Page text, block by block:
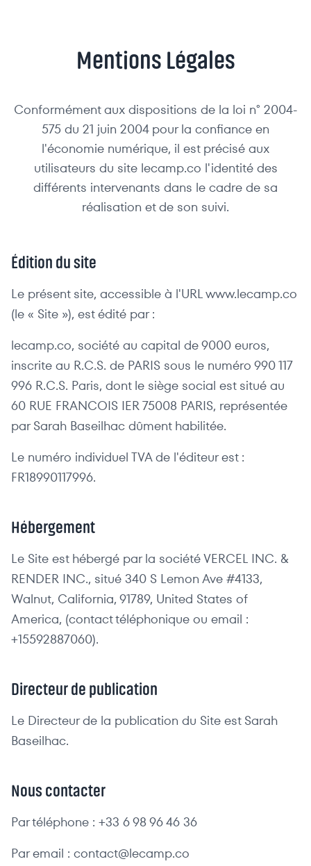
Mentions Légales
Conformément aux dispositions de la loi n° 2004-
575 du 21 juin 2004 pour la confiance en
l'économie numérique, il est précisé aux
utilisateurs du site lecamp.co l'identité des
différents intervenants dans le cadre de sa
réalisation et de son suivi.
Édition du site
Le présent site, accessible à l'URL www.lecamp.co
(le « Site »), est édité par :
lecamp.co, société au capital de 9000 euros,
inscrite au R.C.S. de PARIS sous le numéro 990 117
996 R.C.S. Paris, dont le siège social est situé au
60 RUE FRANCOIS IER 75008 PARIS, représentée
par Sarah Baseilhac dûment habilitée.
Le numéro individuel TVA de l'éditeur est :
FR18990117996.
Hébergement
Le Site est hébergé par la société VERCEL INC. &
RENDER INC., situé 340 S Lemon Ave #4133,
Walnut, California, 91789, United States of
America, (contact téléphonique ou email :
+15592887060).
Directeur de publication
Le Directeur de la publication du Site est Sarah
Baseilhac.
Nous contacter
Par téléphone : +33 6 98 96 46 36
Par email : contact@lecamp.co